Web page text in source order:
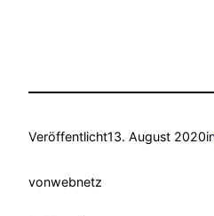
Veröffentlicht13. August 2020
vonwebnetz